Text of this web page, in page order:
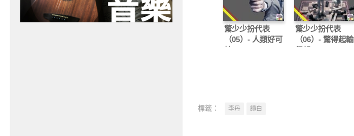
驚少少扮代表
（05）- 人類好可
驚少少扮代表
（06）- 驚得起輸
標籤： 李丹 讀白